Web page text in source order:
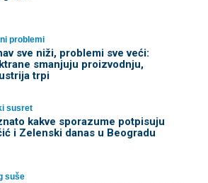
problemi
sve niži, problemi sve veći:
smanjuju proizvodnju,
trpi
susret
kakve sporazume potpisuju
i Zelenski danas u Beogradu
suše